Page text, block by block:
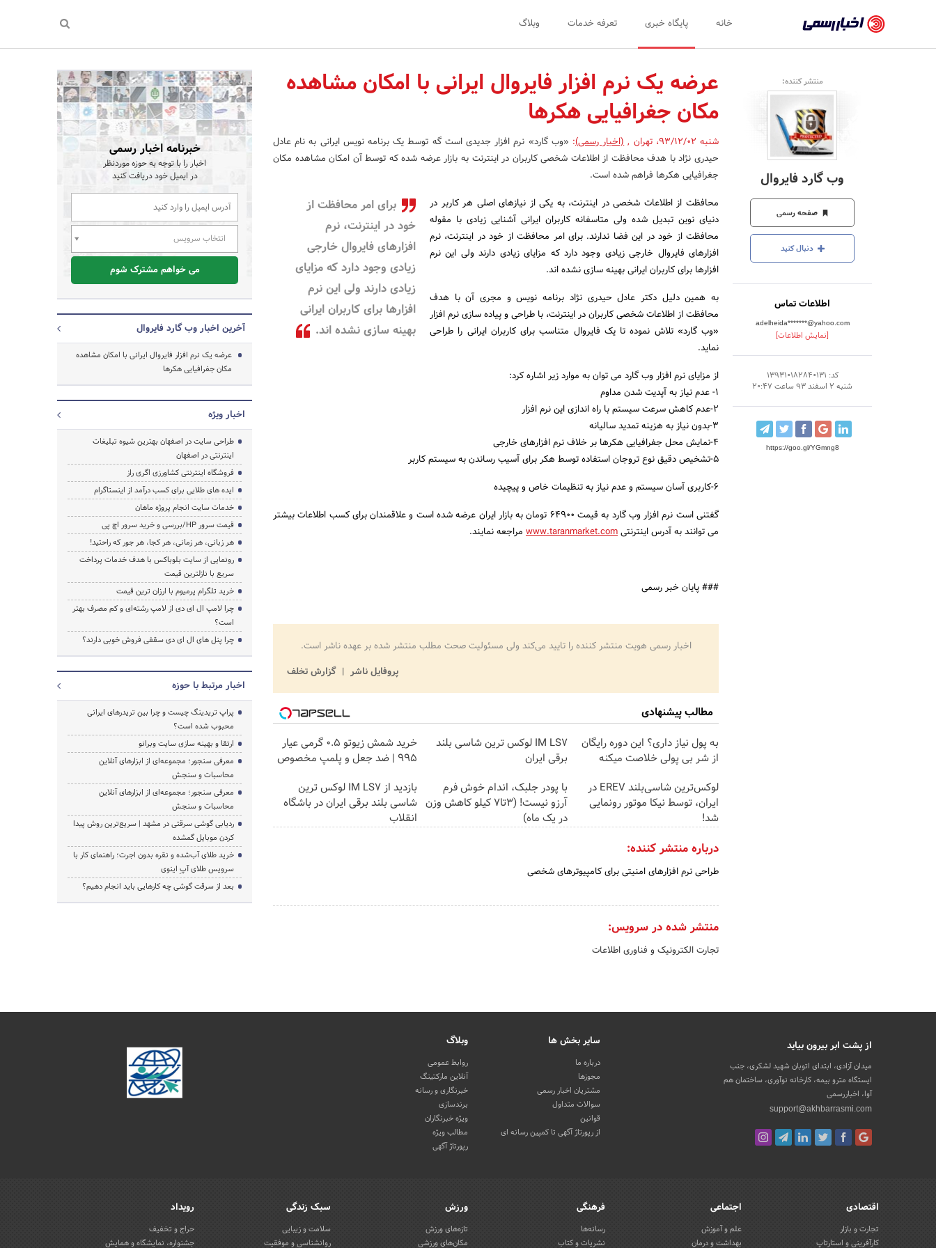
رسمی
-
اخبار
تایید
شده
شرکت‌ها،
سازمان‌ها
و
روابط
عمومی‌ها
خانه پایگاه خبری تعرفه خدمات وبلاگ
جستجو
منتشر کننده:
وب گارد فایروال
صفحه رسمی
دنبال کنید
اطلاعات تماس
adelheida*******@yahoo.com
[نمایش اطلاعات]
کد: 139310182840131
شنبه 2 اسفند 93 ساعت 20:47
https://goo.gl/YGmng8
عرضه یک نرم افزار فایروال ایرانی با امکان مشاهده
مکان جغرافیایی هکرها
شنبه 93/12/02 ،تهران ,(اخبار رسمی): «وب گارد» نرم افزار جدیدی است گه توسط یک برنامه نویس ایرانی به نام عادل
حیدری نژاد با هدف محافظت از اطلاعات شخصی کاربران در اینترنت به بازار عرضه شده که توسط آن امکان مشاهده مکان
جغرافیایی هکرها فراهم شده است.
برای امر محافظت از
خود در اینترنت، نرم
افزارهای فایروال خارجی
زیادی وجود دارد که مزایای
زیادی دارند ولی این نرم
افزارها برای کاربران ایرانی
بهینه سازی نشده اند.
محافظت از اطلاعات شخصی در اینترنت، به یکی از نیازهای اصلی هر کاربر در
دنیای نوین تبدیل شده ولی متاسفانه کاربران ایرانی آشنایی زیادی با مقوله
محافظت از خود در این فضا ندارند. برای امر محافظت از خود در اینترنت، نرم
افزارهای فایروال خارجی زیادی وجود دارد که مزایای زیادی دارند ولی این نرم
افزارها برای کاربران ایرانی بهینه سازی نشده اند.
به همین دلیل دکتر عادل حیدری نژاد برنامه نویس و مجری آن با هدف
محافظت از اطلاعات شخصی کاربران در اینترنت، با طراحی و پیاده سازی نرم افزار
«وب گارد» تلاش نموده تا یک فایروال متناسب برای کاربران ایرانی را طراحی
نماید.
از مزایای نرم افزار وب گارد می توان به موارد زیر اشاره کرد:
1- عدم نیاز به آپدیت شدن مداوم
2-عدم کاهش سرعت سیستم با راه اندازی این نرم افزار
3-بدون نیاز به هزینه تمدید سالیانه
4-نمایش محل جغرافیایی هکرها بر خلاف نرم افزارهای خارجی
5-تشخیص دقیق نوع تروجان استفاده توسط هکر برای آسیب رساندن به سیستم کاربر
6-کاربری آسان سیستم و عدم نیاز به تنظیمات خاص و پیچیده
گفتنی است نرم افزار وب گارد به قیمت 64900 تومان به بازار ایران عرضه شده است و علاقمندان برای کسب اطلاعات بیشتر
می توانند به آدرس اینترنتیwww.taranmarket.com مراجعه نمایند.
### پایان خبر رسمی
اخبار رسمی هویت منتشر کننده را تایید می‌کند ولی مسئولیت صحت مطلب منتشر شده بر عهده ناشر است.
پروفایل ناشر
گزارش تخلف
مطالب پیشنهادی
به پول نیاز داری؟ این دوره رایگان
از شر بی پولی خلاصت میکنه
IM LS7 لوکس ترین شاسی بلند
برقی ایران
خرید شمش زیوتو ۰.۵ گرمی عیار
۹۹۵ | ضد جعل و پلمپ مخصوص
لوکس‌ترین شاسی‌بلند EREV در
ایران، توسط نیکا موتور رونمایی
شد!
با پودر جلبک، اندام خوش فرم
آرزو نیست! (3تا7 کیلو کاهش وزن
در یک ماه)
بازدید از IM LS7 لوکس ترین
شاسی بلند برقی ایران در باشگاه
انقلاب
درباره منتشر کننده:
طراحی نرم افزارهای امنیتی برای کامپیوترهای شخصی
منتشر شده در سرویس:
تجارت الکترونیک و فناوری اطلاعات
خبرنامه اخبار رسمی
اخبار را با توجه به حوزه موردنظر
در ایمیل خود دریافت کنید
انتخاب سرویس
می خواهم مشترک شوم
آخرین اخبار وب گارد فایروال
عرضه یک نرم افزار فایروال ایرانی با امکان مشاهده
مکان جغرافیایی هکرها
اخبار ویژه
طراحی سایت در اصفهان بهترین شیوه تبلیغات
اینترنتی در اصفهان
فروشگاه اینترنتی کشاورزی اگری راز
ایده های طلایی برای کسب درآمد از اینستاگرام
خدمات سایت انجام پروژه ماهان
قیمت سرور HP/بررسی و خرید سرور اچ پی
هر زبانی، هر زمانی، هر کجا، هر جور که راحتید!
رونمایی از سایت بلوباکس با هدف خدمات پرداخت
سریع با نازلترین قیمت
خرید تلگرام پرمیوم با ارزان ترین قیمت
چرا لامپ ال ای دی از لامپ رشته‌ای و کم مصرف بهتر
است؟
چرا پنل های ال ای دی سقفی فروش خوبی دارند؟
اخبار مرتبط با حوزه
پراپ تریدینگ چیست و چرا بین تریدرهای ایرانی
محبوب شده است؟
ارتقا و بهینه سازی سایت وبرانو
معرفی سنجور؛ مجموعه‌ای از ابزارهای آنلاین
محاسبات و سنجش
معرفی سنجور؛ مجموعه‌ای از ابزارهای آنلاین
محاسبات و سنجش
ردیابی گوشی سرقتی در مشهد | سریع‌ترین روش پیدا
کردن موبایل گمشده
خرید طلای آب‌شده و نقره بدون اجرت؛ راهنمای کار با
سرویس طلای آپِ اینوی
بعد از سرقت گوشی چه کارهایی باید انجام دهیم؟
از پشت ابر بیرون بیاید
میدان آزادی، ابتدای اتوبان شهید لشکری، جنب
ایستگاه مترو بیمه، کارخانه نوآوری، ساختمان هم
آوا، اخباررسمی
support@akhbarrasmi.com
سایر بخش ها
درباره ما
مجوزها
مشتریان اخبار رسمی
سوالات متداول
قوانین
از رپورتاژ آگهی تا کمپین رسانه ای
وبلاگ
روابط عمومی
آنلاین مارکتینگ
خبرنگاری و رسانه
برندسازی
ویژه خبرنگاران
مطالب ویژه
رپورتاژ آگهی
اقتصادی
تجارت و بازار
کارآفرینی و استارتاپ
اجتماعی
علم و آموزش
بهداشت و درمان
فرهنگی
رسانه‌ها
نشریات و کتاب
ورزش
تازه‌های ورزش
مکان‌های ورزشی
سبک زندگی
سلامت و زیبایی
روانشناسی و موفقیت
رویداد
حراج و تخفیف
جشنواره، نمایشگاه و همایش